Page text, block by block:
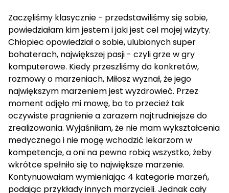
Zaczęliśmy klasycznie - przedstawiliśmy się sobie,
powiedziałam kim jestem i jaki jest cel mojej wizyty.
Chłopiec opowiedział o sobie, ulubionych super
bohaterach, największej pasji - czyli grze w gry
komputerowe. Kiedy przeszliśmy do konkretów,
rozmowy o marzeniach, Miłosz wyznał, że jego
największym marzeniem jest wyzdrowieć. Przez
moment odjęło mi mowę, bo to przecież tak
oczywiste pragnienie a zarazem najtrudniejsze do
zrealizowania. Wyjaśniłam, że nie mam wykształcenia
medycznego i nie mogę wchodzić lekarzom w
kompetencje, a oni na pewno robią wszystko, żeby
wkrótce spełniło się to największe marzenie.
Kontynuowałam wymieniając 4 kategorie marzeń,
podając przykłady innych marzycieli. Jednak cały